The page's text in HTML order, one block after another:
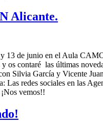
Alicante.
13 de junio en el Aula
contaré las últimas
Silvia García y Vicente
redes sociales en las
vemos!!